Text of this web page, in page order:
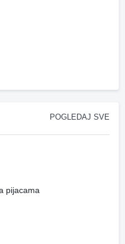
POGLEDAJ SVE
pijacama